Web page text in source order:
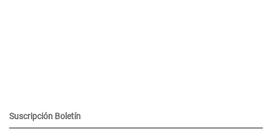
Suscripción Boletín